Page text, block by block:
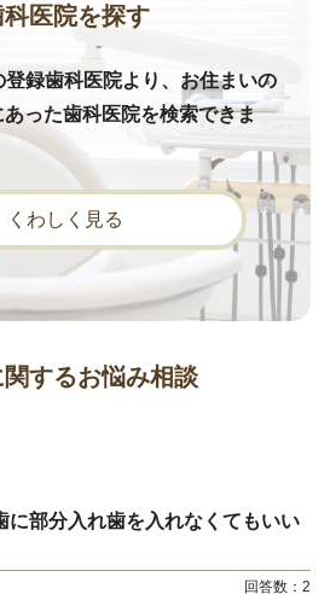
科医院を探す
録歯科医院より、お住まいの
った歯科医院を検索できま
くわしく見る
するお悩み相談
に部分入れ歯を入れなくてもいい
回答数： 2